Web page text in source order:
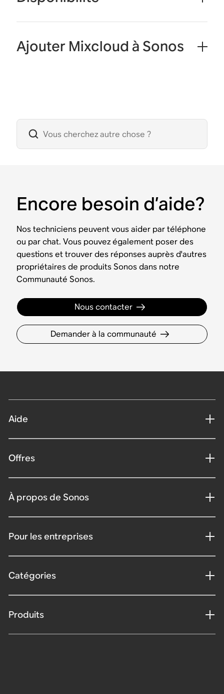
Ajouter Mixcloud à Sonos
Encore besoin d’aide?
Nos techniciens peuvent vous aider par téléphone
ou par chat. Vous pouvez également poser des
questions et trouver des réponses auprès d'autres
propriétaires de produits Sonos dans notre
Communauté Sonos.
Nous contacter
Demander à la communauté
Aide
Offres
À propos de Sonos
Pour les entreprises
Catégories
Produits